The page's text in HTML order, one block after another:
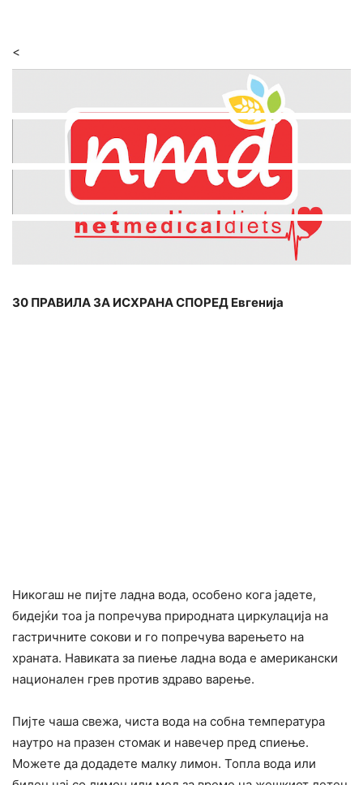
<
30 ПРАВИЛА ЗА ИСХРАНА СПОРЕД Евгенија
Никогаш не пијте ладна вода, особено кога јадете,
бидејќи тоа ја попречува природната циркулација на
гастричните сокови и го попречува варењето на
храната. Навиката за пиење ладна вода е американски
национален гpeв против здраво варење.
Пијте чаша свежа, чиста вода на собна температура
наутро на празен стомак и навечер пред спиење.
Можете да додадете малку лимон. Топла вода или